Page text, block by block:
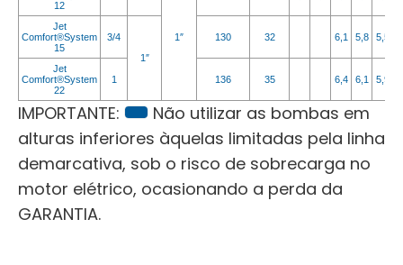
12
1″
Jet
Comfort®System
15
3/4
1″
130 32 6,1 5,8 5,5
Jet
Comfort®System
22
1 136 35 6,4 6,1 5,9
IMPORTANTE:
Não utilizar as bombas em
alturas inferiores àquelas limitadas pela linha
demarcativa, sob o risco de sobrecarga no
motor elétrico, ocasionando a perda da
GARANTIA.